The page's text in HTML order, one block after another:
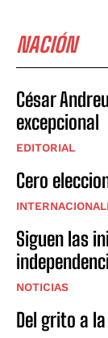
NACIÓN
César
excepcional
EDITORIAL
Cero
Siguen las
NOTICIAS
Del grito a